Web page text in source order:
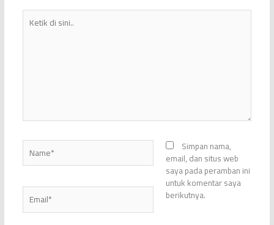
Ketik
Name*
Email*
Simpan nama,
email, dan situs web
saya pada peramban ini
untuk komentar saya
berikutnya.